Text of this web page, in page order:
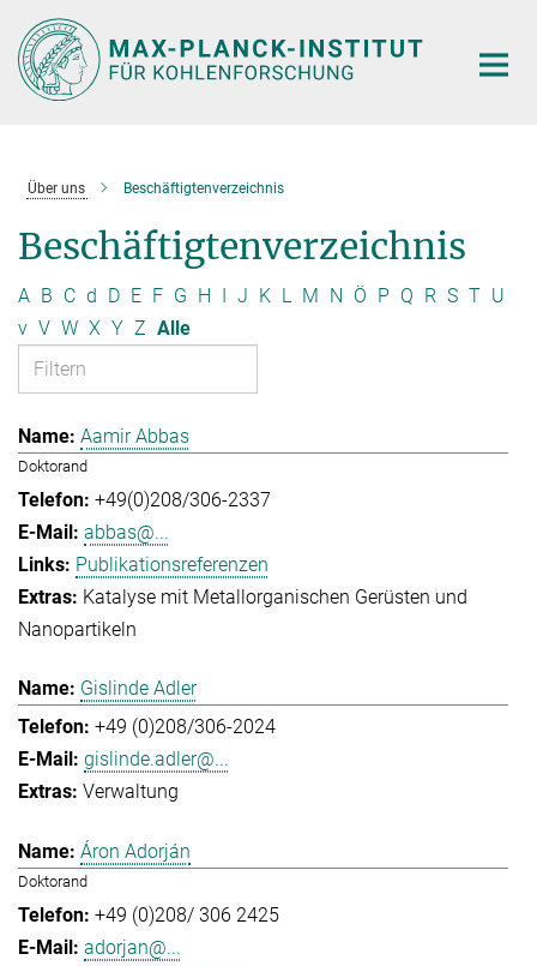
Hauptinhalt
Über uns Beschäftigtenverzeichnis
Beschäftigtenverzeichnis
A B C d D E F G H I J K L M N Ö P Q R S T U
v V W X Y Z Alle
Aamir Abbas
Doktorand
+49(0)208/306-2337
abbas@...
Publikationsreferenzen
Katalyse mit Metallorganischen Gerüsten und
Nanopartikeln
Gislinde Adler
+49 (0)208/306-2024
gislinde.adler@...
Verwaltung
Áron Adorján
Doktorand
+49 (0)208/ 306 2425
adorjan@...